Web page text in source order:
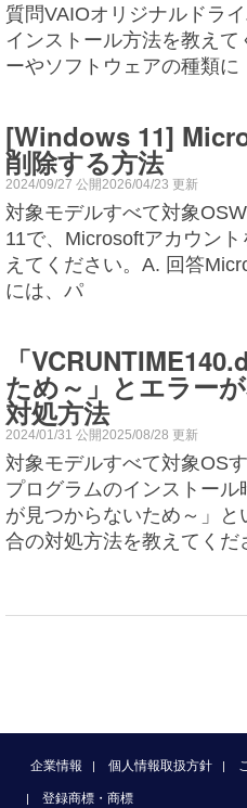
質問VAIOオリジナルドラ
インストール方法を教え
ーやソフトウェアの種類に
[Windows 11]
削除する方法
2024/09/27 公開2026/04/23 更新
対象モデルすべて対象
11で、Microsoftアカウン
えてください。A. 回答
には、パ
「
ため～」とエラー
対処方法
2024/01/31 公開2025/08/28 更新
対象モデルすべて対象OS
プログラムのインストール
が見つからないため～」
合の対処方法を教えてくだ
企業情報 個人情報取扱方針
登録商標・商標